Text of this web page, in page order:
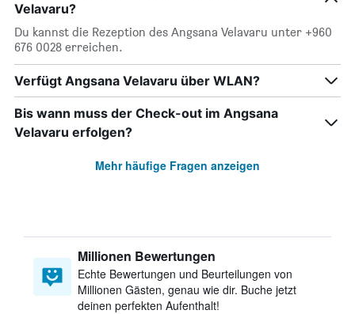
Velavaru?
Du kannst die Rezeption des Angsana Velavaru unter +960
676 0028 erreichen.
Verfügt Angsana Velavaru über WLAN?
Bis wann muss der Check-out im Angsana
Velavaru erfolgen?
Mehr häufige Fragen anzeigen
Millionen Bewertungen
Echte Bewertungen und Beurteilungen von
Millionen Gästen, genau wie dir. Buche jetzt
deinen perfekten Aufenthalt!